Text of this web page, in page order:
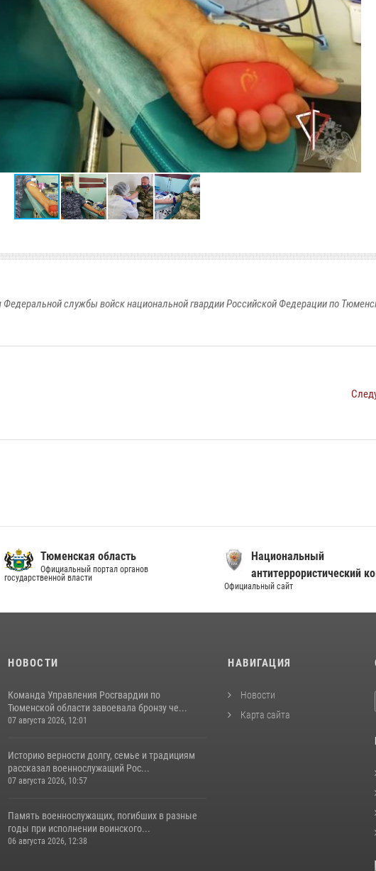
службы войск национальной гвардии Российской Федерации по
Тюменская область
Официальный портал органов
государственной власти
Национальный
антитеррористический
Официальный сайт
НОВОСТИ
Команда Управления Росгвардии по
Тюменской области завоевала бронзу че...
07 августа 2026, 12:01
Историю верности долгу, семье и традициям
рассказал военнослужащий Рос...
07 августа 2026, 10:57
Память военнослужащих, погибших в разные
годы при исполнении воинского...
06 августа 2026, 12:38
НАВИГАЦИЯ
Новости
Карта сайта